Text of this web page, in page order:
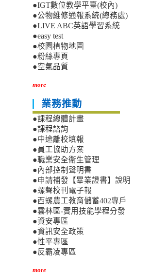
●IGT數位教學平臺(校內)
●公物維修通報系統(總務處)
●LIVE ABC英語學習系統
●easy test
●校園植物地圖
●粉絲專頁
●空氣品質
more
業務推動
●課程總體計畫
●課程諮詢
●中途離校填報
●員工協助方案
●職業安全衛生管理
●內部控制聲明書
●申請補發【畢業證書】說明
●螺聲校刊電子報
●西螺農工教育儲蓄402專戶
●雲林區-實用技能學程分發
●資安專區
●資訊安全政策
●性平專區
●反霸凌專區
more